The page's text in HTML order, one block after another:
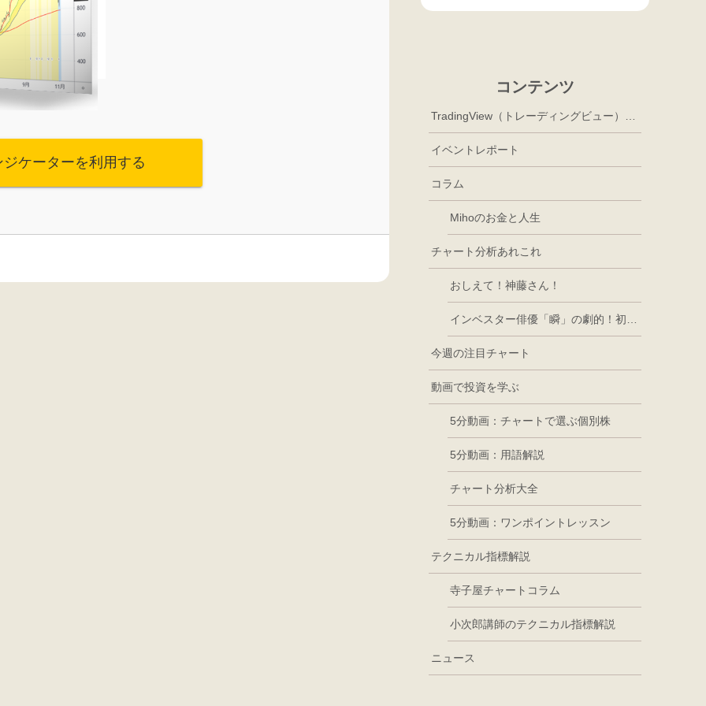
ケーターを利用する
コンテンツ
イベントレポート
コラム
Mihoのお金と人生
チャート分析あれこれ
おしえて！神藤さん！
今週の注目チャート
動画で投資を学ぶ
5分動画：チャートで選ぶ個別株
5分動画：用語解説
チャート分析大全
5分動画：ワンポイントレッスン
テクニカル指標解説
寺子屋チャートコラム
小次郎講師のテクニカル指標解説
ニュース